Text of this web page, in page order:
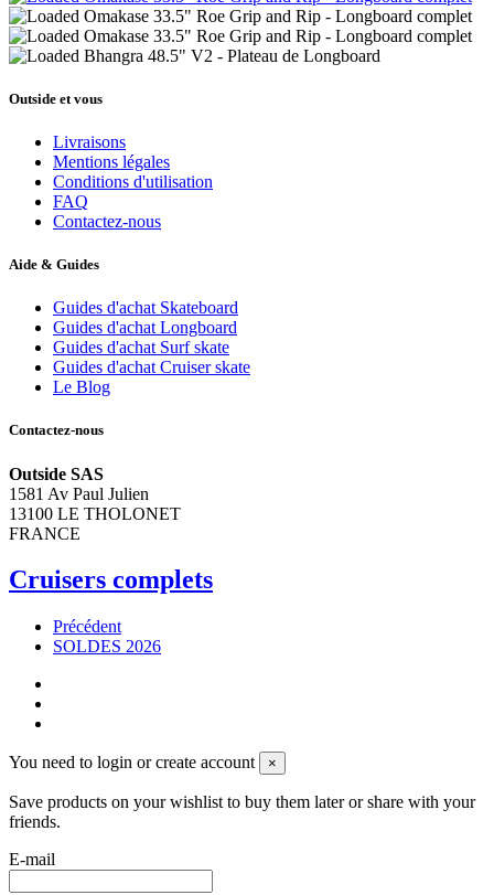
Outside et vous
Livraisons
Mentions légales
Conditions d'utilisation
FAQ
Contactez-nous
Aide & Guides
Guides d'achat Skateboard
Guides d'achat Longboard
Guides d'achat Surf skate
Guides d'achat Cruiser skate
Le Blog
Contactez-nous
Outside SAS
1581 Av Paul Julien
13100 LE THOLONET
FRANCE
Cruisers complets
Précédent
SOLDES 2026
You need to login or create account ×
Save products on your wishlist to buy them later or share with your
friends.
E-mail